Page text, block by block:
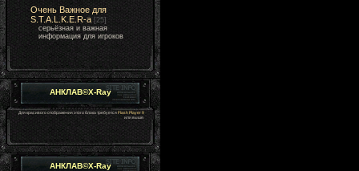
Очень Важное для
S.T.A.L.K.E.R-а [25]
серьёзная и важная
информация для игроков
АНКЛАВ©X-Ray
Для красивого отображения этого блока требуетсяFlash Player 9
или выше.
АНКЛАВ©X-Ray